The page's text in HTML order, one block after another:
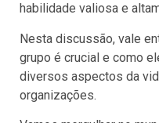
habilidade valiosa e
Nesta discussão, vale
grupo é crucial e como
diversos aspectos da
organizações.